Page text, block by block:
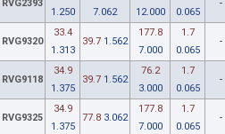
RVG2393
1.250
7.062
12.000
0.065
-
RVG9320
33.4
1.313
39.7 1.562
177.8
7.000
1.7
0.065
-
RVG9118
34.9
1.375
39.7 1.562
76.2
3.000
1.7
0.065
-
RVG9325
34.9
1.375
77.8 3.062
177.8
7.000
1.7
0.065
-